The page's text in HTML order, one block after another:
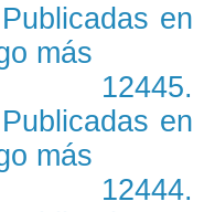
en
más
12445.
en
más
12444.